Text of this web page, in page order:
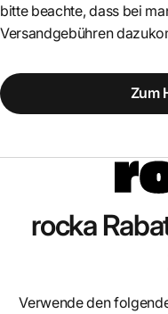
bitte beachte, dass bei
Versandgebühren
Zum
rocka
Verwende den